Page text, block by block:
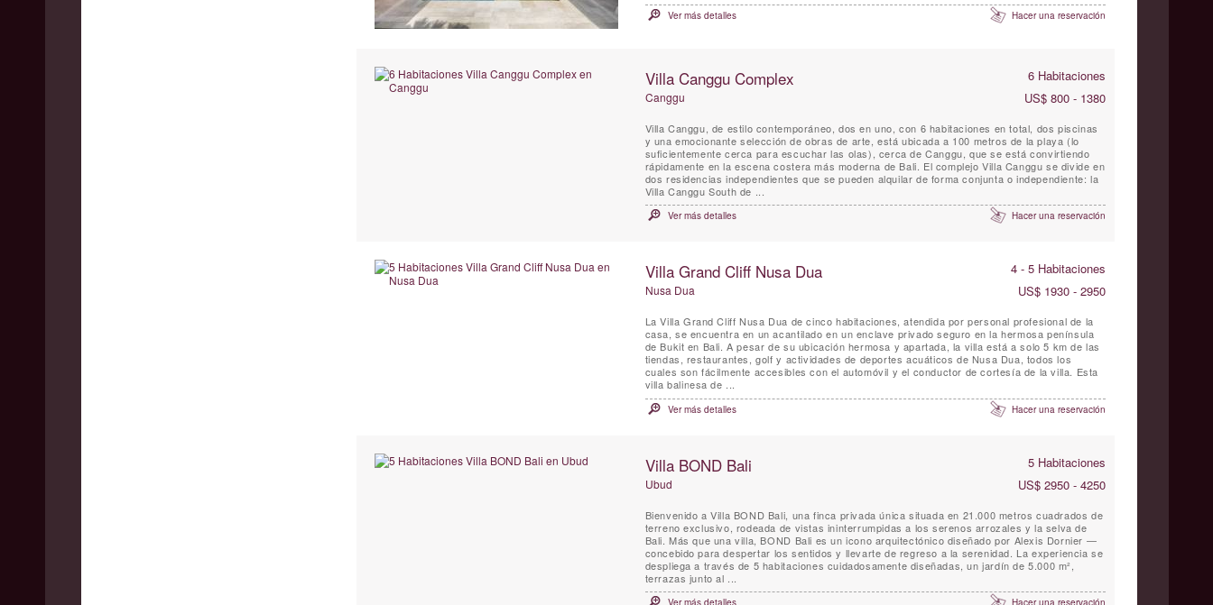
Ver más detalles Hacer una reservación
Villa Canggu Complex 6 Habitaciones
Canggu US$ 800 - 1380
Villa Canggu, de estilo contemporáneo, dos en uno, con 6 habitaciones en total, dos piscinas
y una emocionante selección de obras de arte, está ubicada a 100 metros de la playa (lo
suficientemente cerca para escuchar las olas), cerca de Canggu, que se está convirtiendo
rápidamente en la escena costera más moderna de Bali. El complejo Villa Canggu se divide en
dos residencias independientes que se pueden alquilar de forma conjunta o independiente: la
Villa Canggu South de ...
Ver más detalles Hacer una reservación
Villa Grand Cliff Nusa Dua 4 - 5 Habitaciones
Nusa Dua US$ 1930 - 2950
La Villa Grand Cliff Nusa Dua de cinco habitaciones, atendida por personal profesional de la
casa, se encuentra en un acantilado en un enclave privado seguro en la hermosa península
de Bukit en Bali. A pesar de su ubicación hermosa y apartada, la villa está a solo 5 km de las
tiendas, restaurantes, golf y actividades de deportes acuáticos de Nusa Dua, todos los
cuales son fácilmente accesibles con el automóvil y el conductor de cortesía de la villa. Esta
villa balinesa de ...
Ver más detalles Hacer una reservación
Villa BOND Bali 5 Habitaciones
Ubud US$ 2950 - 4250
Bienvenido a Villa BOND Bali, una finca privada única situada en 21.000 metros cuadrados de
terreno exclusivo, rodeada de vistas ininterrumpidas a los serenos arrozales y la selva de
Bali. Más que una villa, BOND Bali es un icono arquitectónico diseñado por Alexis Dornier —
concebido para despertar los sentidos y llevarte de regreso a la serenidad. La experiencia se
despliega a través de 5 habitaciones cuidadosamente diseñadas, un jardín de 5.000 m²,
terrazas junto al ...
Ver más detalles Hacer una reservación